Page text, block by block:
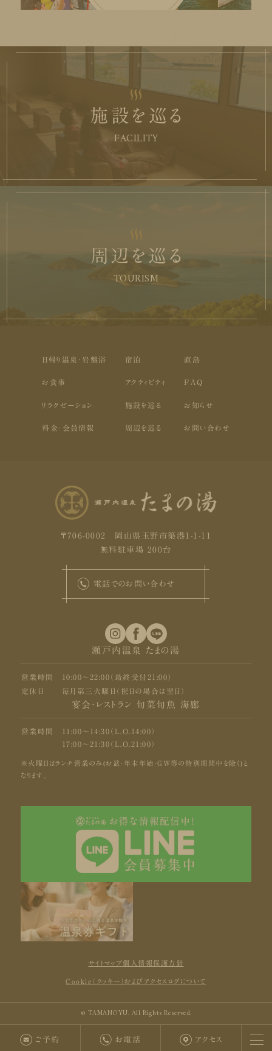
ご予約 お電話 アクセス
施設を巡る
FACILITY
周辺を巡る
TOURISM
日帰り温泉・岩盤浴
お食事
リラクゼーション
料金・会員情報
宿泊
アクティビティ
施設を巡る
周辺を巡る
直島
FAQ
お知らせ
お問い合わせ
〒706-0002 岡山県玉野市築港1-1-11
無料駐車場 200台
電話でのお問い合わせ
瀬戸内温泉 たまの湯
営業時間
10:00〜22:00（最終受付21:00）
定休日
毎月第三火曜日（祝日の場合は翌日）
宴会・レストラン 旬菜旬魚 海廊
営業時間
11:00〜14:30（L.O.14:00）
17:00〜21:30（L.O.21:00）
※火曜日はランチ営業のみ(お盆・年末年始・GW等の特別期間中を除く)と
なります。
サイトマップ個人情報保護方針
Cookie（クッキー）およびアクセスログについて
© TAMANOYU. All Rights Reserved.